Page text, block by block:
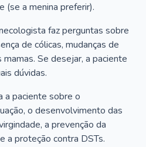
(se a menina preferir).
faz perguntas sobre
de cólicas, mudanças de
Se desejar, a paciente
dúvidas.
a paciente sobre o
o desenvolvimento das
a prevenção da
a proteção contra DSTs.